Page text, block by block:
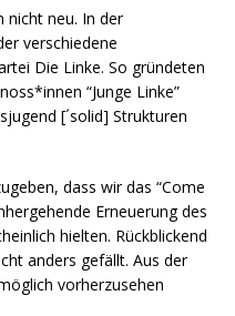
nicht neu. In der
verschiedene
Die Linke. So gründeten
“Junge Linke”
[´solid] Strukturen
dass wir das “Come
Erneuerung des
hielten. Rückblickend
anders gefällt. Aus der
vorherzusehen